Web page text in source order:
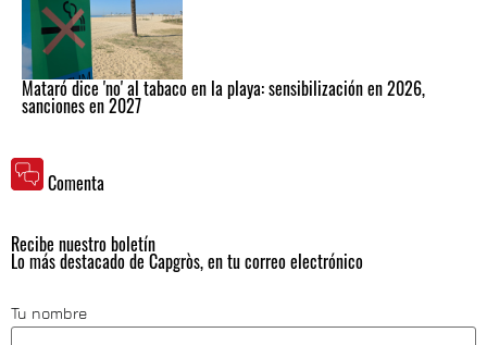
Mataró dice 'no' al tabaco en la playa: sensibilización en 2026,
sanciones en 2027
Comenta
Recibe nuestro boletín
Lo más destacado de Capgròs, en tu correo electrónico
Tu nombre